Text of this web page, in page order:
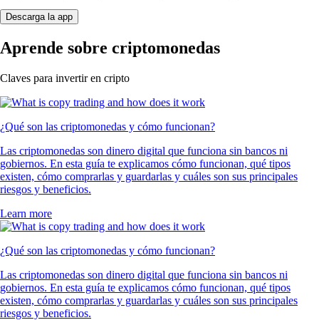
Descarga la app
Aprende sobre criptomonedas
Claves para invertir en cripto
¿Qué son las criptomonedas y cómo funcionan?
Las criptomonedas son dinero digital que funciona sin bancos ni
gobiernos. En esta guía te explicamos cómo funcionan, qué tipos
existen, cómo comprarlas y guardarlas y cuáles son sus principales
riesgos y beneficios.
Learn more
¿Qué son las criptomonedas y cómo funcionan?
Las criptomonedas son dinero digital que funciona sin bancos ni
gobiernos. En esta guía te explicamos cómo funcionan, qué tipos
existen, cómo comprarlas y guardarlas y cuáles son sus principales
riesgos y beneficios.